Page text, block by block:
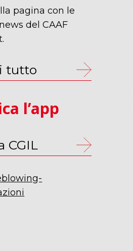
pagina con le
del CAAF
tutto
l’app
CGIL